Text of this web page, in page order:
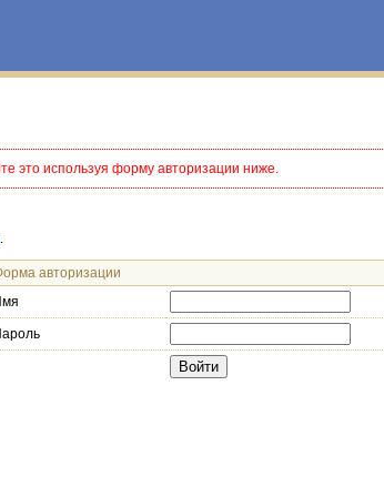
это используя форму авторизации ниже.
авторизации